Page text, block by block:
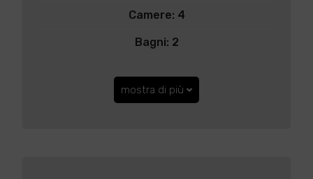
Camere: 4
Bagni: 2
mostra di più